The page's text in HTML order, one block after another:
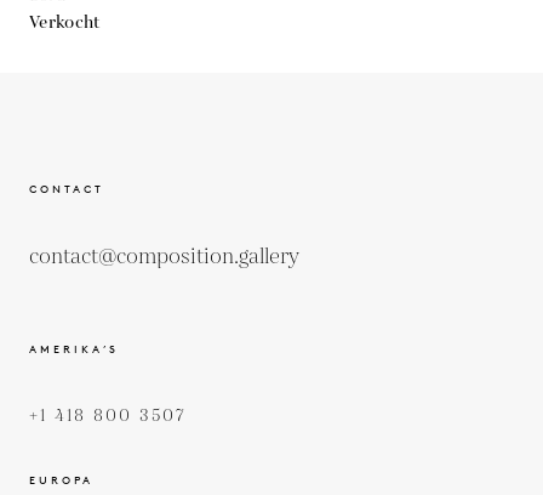
Verkocht
CONTACT
contact@composition.gallery
AMERIKA’S
+1 418 800 3507
EUROPA